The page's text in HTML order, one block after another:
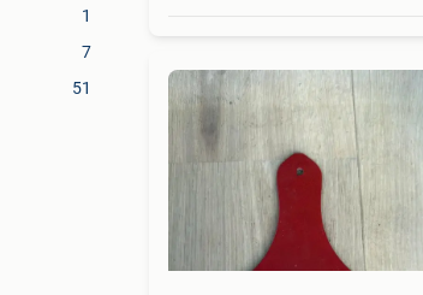
1
7
51